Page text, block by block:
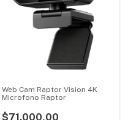
Web Cam Raptor Vision 4K
Microfono Raptor
$71.000,00